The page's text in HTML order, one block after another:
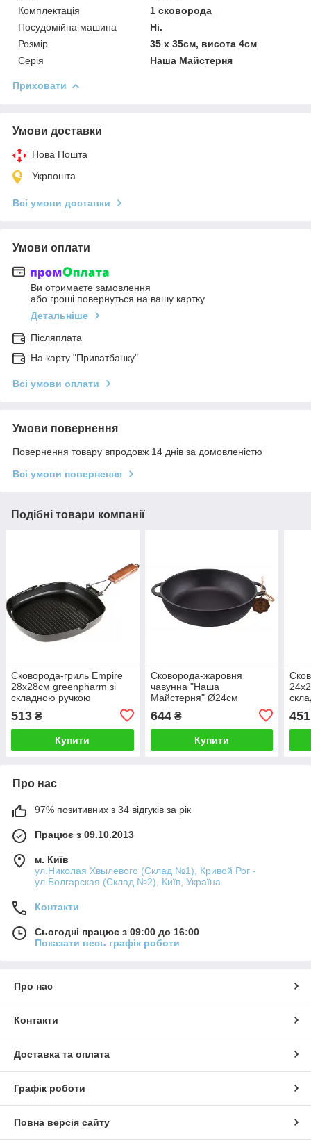
Комплектація
1 сковорода
Посудомійна машина
Ні.
Розмір
35 х 35см, висота 4см
Серія
Наша Майстерня
Приховати
Умови доставки
Нова Пошта
Укрпошта
Всі умови доставки
Умови оплати
Ви отримаєте замовлення
або гроші повернуться на вашу картку
Детальніше
Післяплата
На карту "Приватбанку"
Всі умови оплати
Умови повернення
Повернення товару впродовж 14 днів за домовленістю
Всі умови повернення
Подібні товари компанії
Сковорода-гриль Empire
28х28см greenpharm зі
складною ручкою
513 ₴
Купити
Сковорода-жаровня
чавунна "Наша
Майстерня" Ø24см
литими ручками
644₴
Купити
451
Про нас
97% позитивних з 34 відгуків за рік
Працює з 09.10.2013
м. Київ
ул.Николая Хвылевого (Склад №1), Кривой Рог -
ул.Болгарская (Склад №2), Київ, Україна
Контакти
Сьогодні працює з 09:00 до 16:00
Показати весь графік роботи
Про нас
Контакти
Доставка та оплата
Графік роботи
Повна версія сайту